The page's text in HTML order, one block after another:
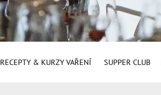
RECEPTY & KURZY VAŘENÍ SUPPER CLUB